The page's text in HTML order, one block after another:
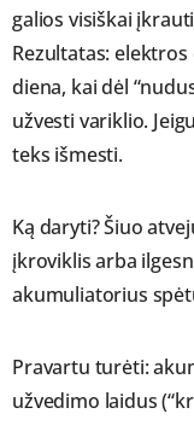
galios visiškai
Rezultatas:
diena, kai dėl
užvesti variklio.
teks išmesti.
Ką daryti? Šiuo
įkroviklis arba
akumuliatorius
Pravartu turėti:
užvedimo laidus